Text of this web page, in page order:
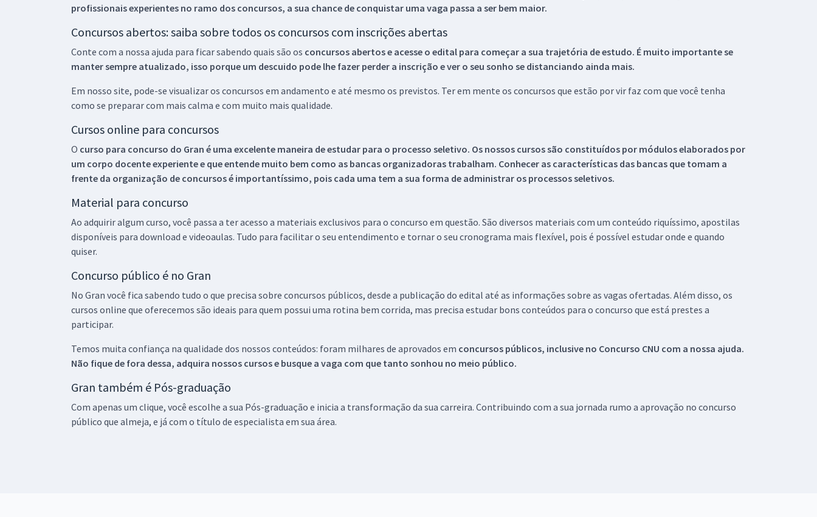
profissionais experientes no ramo dos concursos, a sua chance de conquistar uma vaga passa a ser bem maior.
Concursos abertos: saiba sobre todos os concursos com inscrições abertas
Conte com a nossa ajuda para ficar sabendo quais são os concursos abertos e acesse o edital para começar a sua trajetória de estudo. É muito importante se
manter sempre atualizado, isso porque um descuido pode lhe fazer perder a inscrição e ver o seu sonho se distanciando ainda mais.
Em nosso site, pode-se visualizar os concursos em andamento e até mesmo os previstos. Ter em mente os concursos que estão por vir faz com que você tenha
como se preparar com mais calma e com muito mais qualidade.
Cursos online para concursos
O curso para concurso do Gran é uma excelente maneira de estudar para o processo seletivo. Os nossos cursos são constituídos por módulos elaborados por
um corpo docente experiente e que entende muito bem como as bancas organizadoras trabalham. Conhecer as características das bancas que tomam a
frente da organização de concursos é importantíssimo, pois cada uma tem a sua forma de administrar os processos seletivos.
Material para concurso
Ao adquirir algum curso, você passa a ter acesso a materiais exclusivos para o concurso em questão. São diversos materiais com um conteúdo riquíssimo, apostilas
disponíveis para download e videoaulas. Tudo para facilitar o seu entendimento e tornar o seu cronograma mais flexível, pois é possível estudar onde e quando
quiser.
Concurso público é no Gran
No Gran você fica sabendo tudo o que precisa sobre concursos públicos, desde a publicação do edital até as informações sobre as vagas ofertadas. Além disso, os
cursos online que oferecemos são ideais para quem possui uma rotina bem corrida, mas precisa estudar bons conteúdos para o concurso que está prestes a
participar.
Temos muita confiança na qualidade dos nossos conteúdos: foram milhares de aprovados em concursos públicos, inclusive no Concurso CNU com a nossa ajuda.
Não fique de fora dessa, adquira nossos cursos e busque a vaga com que tanto sonhou no meio público.
Gran também é Pós-graduação
Com apenas um clique, você escolhe a sua Pós-graduação e inicia a transformação da sua carreira. Contribuindo com a sua jornada rumo a aprovação no concurso
público que almeja, e já com o título de especialista em sua área.